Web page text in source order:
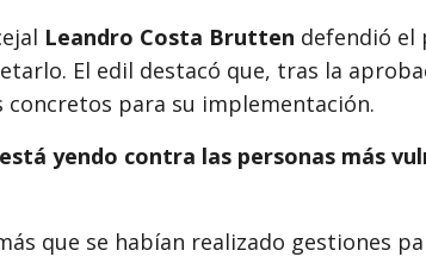
Leandro Costa Brutten defendió el
El edil destacó que, tras la
concretos para su implementación.
yendo contra las personas más
que se habían realizado gestiones